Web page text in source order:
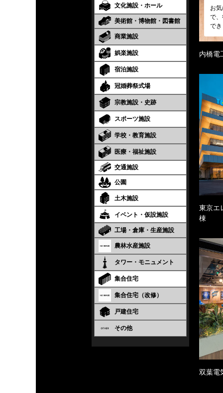
文化施設・ホール
美術館・博物館・図書館
商業施設
娯楽施設
宿泊施設
冠婚葬祭式場
宗教施設・史跡
スポーツ施設
学校・教育施設
医療・福祉施設
交通施設
公園
土木施設
イベント・仮設施設
工場・倉庫・生産施設
農林水産施設
タワー・モニュメント
集合住宅
集合住宅（改修）
戸建住宅
その他
お
で
で
内橋電
東京エ
棟
双葉電